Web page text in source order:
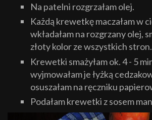
Na patelni rozgrzałam olej.
Każdą krewetkę maczałam w
wkładałam na rozgrzany olej,
złoty kolor ze wszystkich stron.
Krewetki smażyłam ok. 4 - 5
wyjmowałam je łyżką
osuszałam na ręczniku
Podałam krewetki z sosem